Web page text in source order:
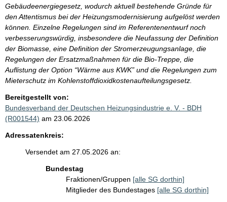
Gebäudeenergiegesetz, wodurch aktuell bestehende Gründe für
den Attentismus bei der Heizungsmodernisierung aufgelöst werden
können. Einzelne Regelungen sind im Referentenentwurf noch
verbesserungswürdig, insbesondere die Neufassung der Definition
der Biomasse, eine Definition der Stromerzeugungsanlage, die
Regelungen der Ersatzmaßnahmen für die Bio-Treppe, die
Auflistung der Option “Wärme aus KWK” und die Regelungen zum
Mieterschutz im Kohlenstoffdioxidkostenaufteilungsgesetz.
Bereitgestellt von:
Bundesverband der Deutschen Heizungsindustrie e. V. - BDH
(R001544) am 23.06.2026
Adressatenkreis:
Versendet am 27.05.2026 an:
Bundestag
Fraktionen/Gruppen [alle SG dorthin]
Mitglieder des Bundestages [alle SG dorthin]